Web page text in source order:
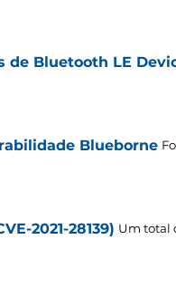
de Bluetooth LE
Blueborne
2021-28139) Um total